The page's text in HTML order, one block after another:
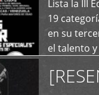
Lista la III
19
en su
el talento
de las